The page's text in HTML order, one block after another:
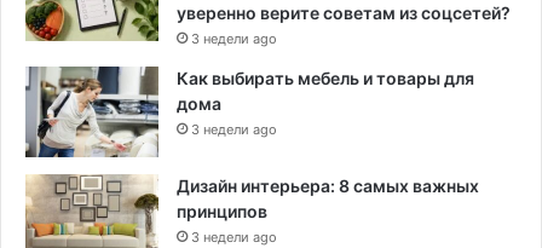
уверенно верите советам из соцсетей?
3 недели ago
Как выбирать мебель и товары для
дома
3 недели ago
Дизайн интерьера: 8 самых важных
принципов
3 недели ago